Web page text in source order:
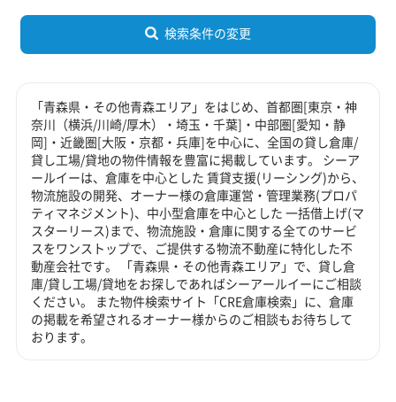
検索条件の変更
「青森県・その他青森エリア」をはじめ、首都圏[東京・神
奈川（横浜/川崎/厚木）・埼玉・千葉]・中部圏[愛知・静
岡]・近畿圏[大阪・京都・兵庫]を中心に、全国の貸し倉庫/
貸し工場/貸地の物件情報を豊富に掲載しています。 シーア
ールイーは、倉庫を中心とした 賃貸支援(リーシング)から、
物流施設の開発、オーナー様の倉庫運営・管理業務(プロパ
ティマネジメント)、中小型倉庫を中心とした 一括借上げ(マ
スターリース)まで、物流施設・倉庫に関する全てのサービ
スをワンストップで、ご提供する物流不動産に特化した不
動産会社です。 「青森県・その他青森エリア」で、貸し倉
庫/貸し工場/貸地をお探しであればシーアールイーにご相談
ください。 また物件検索サイト「CRE倉庫検索」に、倉庫
の掲載を希望されるオーナー様からのご相談もお待ちして
おります。